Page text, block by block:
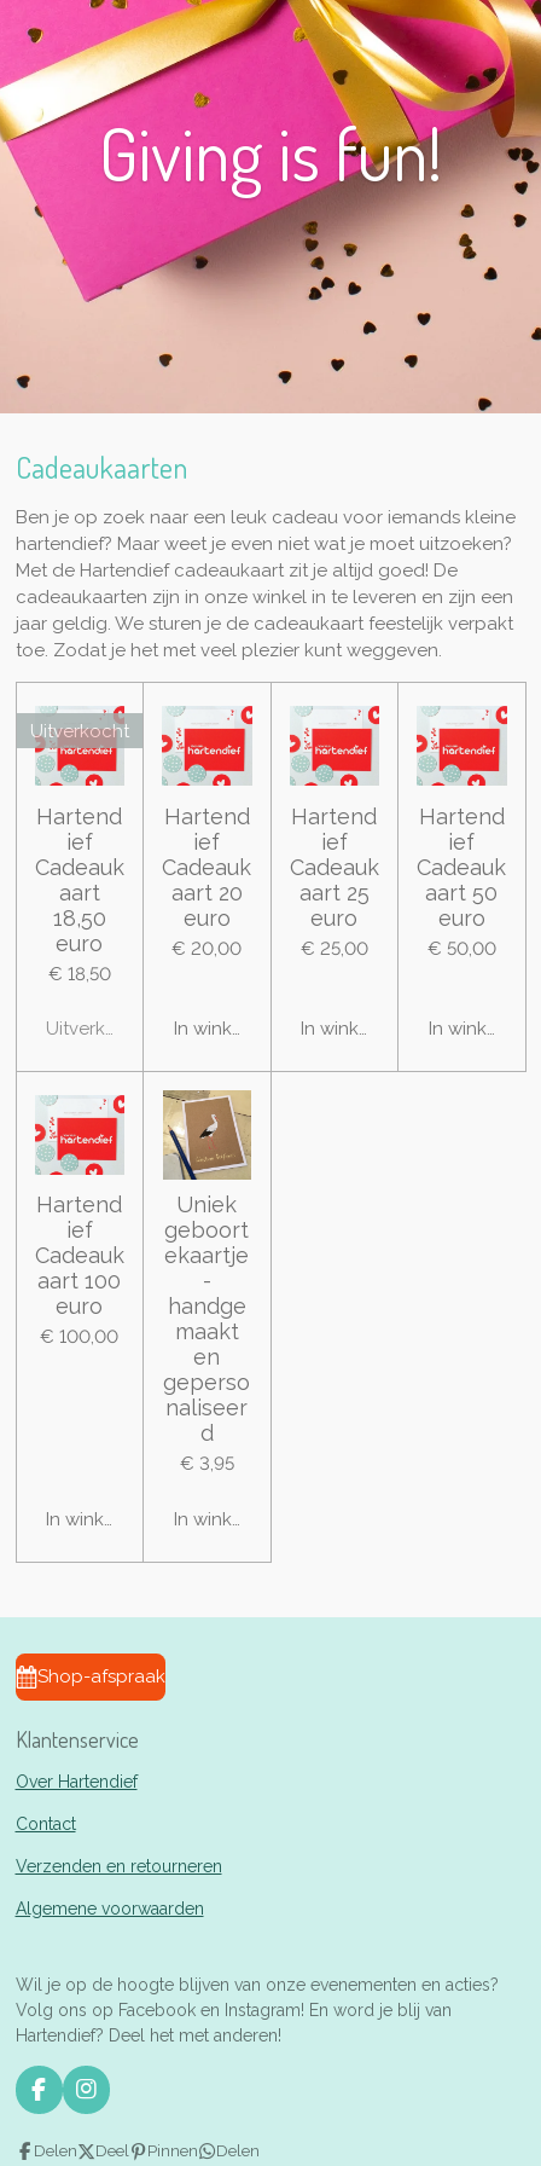
Giving is fun!
Cadeaukaarten
Ben je op zoek naar een leuk cadeau voor iemands kleine
hartendief? Maar weet je even niet wat je moet uitzoeken?
Met de Hartendief cadeaukaart zit je altijd goed! De
cadeaukaarten zijn in onze winkel in te leveren en zijn een
jaar geldig. We sturen je de cadeaukaart feestelijk verpakt
toe. Zodat je het met veel plezier kunt weggeven.
Uitverkocht
Hartend
ief
Cadeauk
aart
18,50
euro
€ 18,50
Uitverkocht
Hartend
ief
Cadeauk
aart 20
euro
€ 20,00
In winkelwagen
Hartend
ief
Cadeauk
aart 25
euro
€ 25,00
In winkelwagen
Hartend
ief
Cadeauk
aart 50
euro
€ 50,00
In
Hartend
ief
Cadeauk
aart 100
euro
€ 100,00
In winkelwagen
Uniek
geboort
ekaartje
-
handge
maakt
en
geperso
naliseer
d
€ 3,95
In winkelwagen
Shop-afspraak
Klantenservice
Over Hartendief
Contact
Verzenden en retourneren
Algemene voorwaarden
Wil je op de hoogte blijven van onze evenementen en acties?
Volg ons op Facebook en Instagram! En word je blij van
Hartendief? Deel het met anderen!
F
a
c
I
n
s
Delen Deel Pinnen Delen